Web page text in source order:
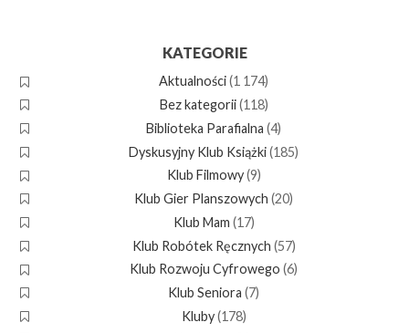
KATEGORIE
Aktualności(1 174)
Bez kategorii(118)
Biblioteka Parafialna (4)
Dyskusyjny Klub Książki(185)
Klub Filmowy(9)
Klub Gier Planszowych (20)
Klub Mam (17)
Klub Robótek Ręcznych (57)
Klub Rozwoju Cyfrowego (6)
Klub Seniora (7)
Kluby(178)